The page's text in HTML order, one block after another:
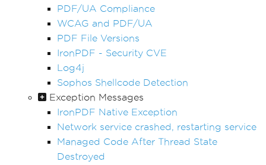
PDF/UA Compliance
WCAG and PDF/UA
PDF File Versions
IronPDF - Security CVE
Log4j
Sophos Shellcode Detection
Exception Messages
IronPDF Native Exception
Network service crashed, restarting service
Managed Code After Thread State
Destroyed